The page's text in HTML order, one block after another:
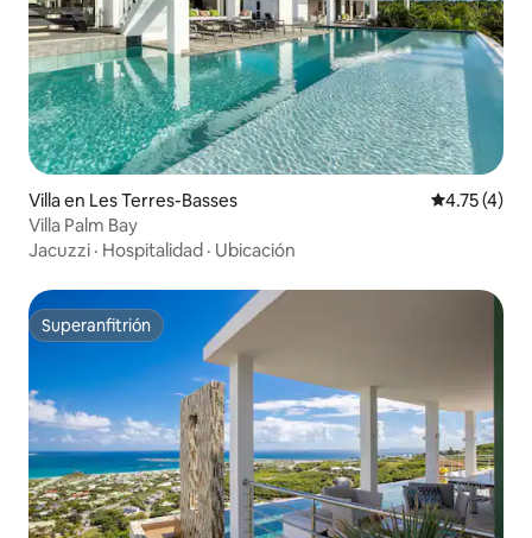
Villa en Les Terres-Basses Calificación
4.75 (4)
Villa Palm Bay
Jacuzzi · Hospitalidad · Ubicación
Superanfitrión
Superanfitrión